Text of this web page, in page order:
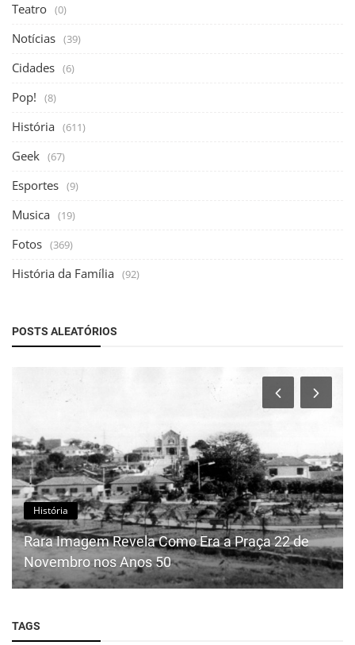
Teatro (0)
Notícias (39)
Cidades (6)
Pop! (8)
História (611)
Geek (67)
Esportes (9)
Musica (19)
Fotos (369)
História da Família (92)
POSTS ALEATÓRIOS
História
Rara Imagem Revela Como Era a Praça 22 de
Novembro nos Anos 50
TAGS